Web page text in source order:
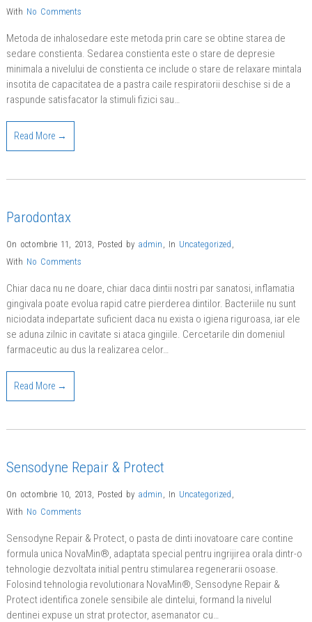
With No Comments
Metoda de inhalosedare este metoda prin care se obtine starea de
sedare constienta. Sedarea constienta este o stare de depresie
minimala a nivelului de constienta ce include o stare de relaxare mintala
insotita de capacitatea de a pastra caile respiratorii deschise si de a
raspunde satisfacator la stimuli fizici sau…
Read More →
Parodontax
On octombrie 11, 2013, Posted by admin , In Uncategorized ,
With No Comments
Chiar daca nu ne doare, chiar daca dintii nostri par sanatosi, inflamatia
gingivala poate evolua rapid catre pierderea dintilor. Bacteriile nu sunt
niciodata indepartate suficient daca nu exista o igiena riguroasa, iar ele
se aduna zilnic in cavitate si ataca gingiile. Cercetarile din domeniul
farmaceutic au dus la realizarea celor…
Read More →
Sensodyne Repair & Protect
On octombrie 10, 2013, Posted by admin , In Uncategorized ,
With No Comments
Sensodyne Repair & Protect, o pasta de dinti inovatoare care contine
formula unica NovaMin®, adaptata special pentru ingrijirea orala dintr-o
tehnologie dezvoltata initial pentru stimularea regenerarii osoase.
Folosind tehnologia revolutionara NovaMin®, Sensodyne Repair &
Protect identifica zonele sensibile ale dintelui, formand la nivelul
dentinei expuse un strat protector, asemanator cu…